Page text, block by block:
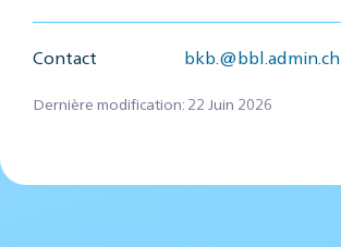
Contact bkb.@bbl.admin.ch
Dernière modification: 22 Juin 2026